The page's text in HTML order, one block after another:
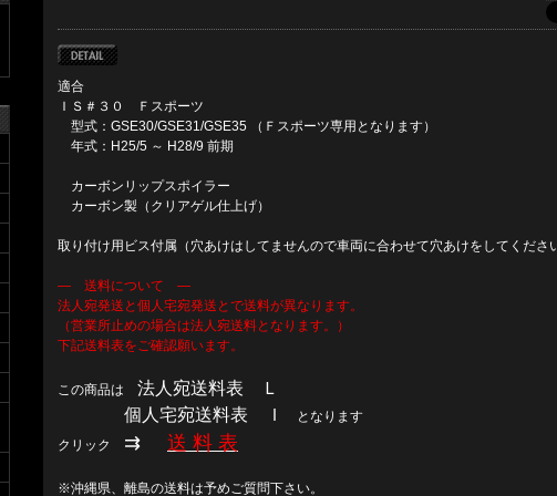
適合
ＩＳ＃３０ Ｆスポーツ
型式：GSE30/GSE31/GSE35 （Ｆスポーツ専用となります）
年式：H25/5 ～ H28/9 前期
カーボンリップスポイラー
カーボン製（クリアゲル仕上げ）
取り付け用ビス付属（穴あけはしてませんので車両に合わせて穴あけをしてくださ
― 送料について ―
法人宛発送と個人宅宛発送とで送料が異なります。
（営業所止めの場合は法人宛送料となります。）
下記送料表をご確認願います。
この商品は 法人宛送料表 Ｌ
個人宅宛送料表 Ｉ
となります
クリック ⇉ 送 料 表
※沖縄県、離島の送料は予めご質問下さい。